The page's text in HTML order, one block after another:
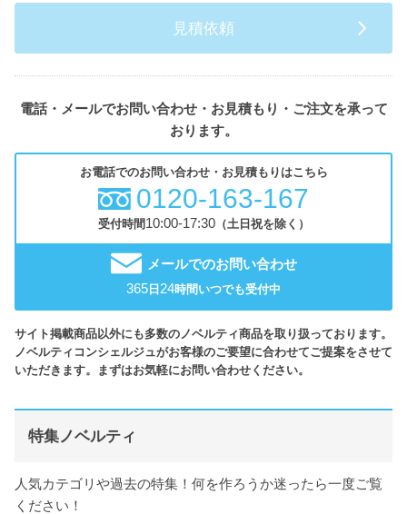
見積依頼
電話・メールでお問い合わせ・お見積もり・ご注文を承って
おります。
お電話でのお問い合わせ・お見積もりはこちら
0120-163-167
受付時間10:00-17:30（土日祝を除く）
メールでのお問い合わせ
365 日 24時間いつでも受付中
サイト掲載商品以外にも多数のノベルティ商品を取り扱っております。
ノベルティコンシェルジュがお客様のご要望に合わせてご提案をさせて
いただきます。まずはお気軽にお問い合わせください。
特集ノベルティ
人気カテゴリや過去の特集！何を作ろうか迷ったら一度ご覧
ください！